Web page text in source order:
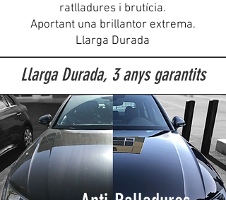
ratlladures i brutícia.
Aportant una brillantor extrema.
Llarga Durada
Llarga Durada, 3 anys garantits